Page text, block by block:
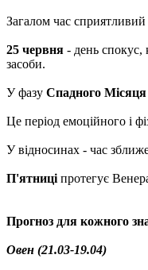
Загалом час
25 червня - день спокус,
засоби.
У фазу Спадного Місяця
Це період емоційного і
У відносинах - час
П'ятниці протегує
Прогноз для кожного
Овен (21.03-19.04)